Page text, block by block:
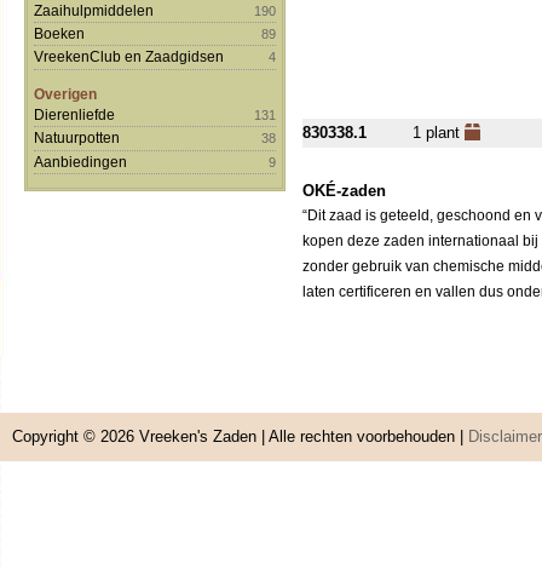
Zaaihulpmiddelen 190
Boeken 89
VreekenClub en Zaadgidsen 4
Overigen
Dierenliefde
131
Natuurpotten 38
Aanbiedingen 9
830338.1 1 plant
OKÉ-zaden
“Dit zaad is geteeld, geschoond en
kopen deze zaden internationaal
zonder gebruik van chemische
laten certificeren en vallen dus
Copyright © 2026 Vreeken's Zaden | Alle rechten voorbehouden | Disclaimer